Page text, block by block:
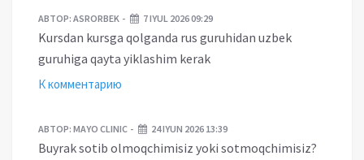
АВТОР: ASRORBEK 7 IYUL 2026 09:29
Kursdan kursga qolganda rus guruhidan uzbek
guruhiga qayta yiklashim kerak
К комментарию
АВТОР: MAYO CLINIC 24 IYUN 2026 13:39
Buyrak sotib olmoqchimisiz yoki sotmoqchimisiz?